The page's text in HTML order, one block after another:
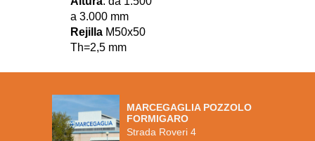
a 3.000 mm
Rejilla M50x50
Th=2,5 mm
MARCEGAGLIA POZZOLO
FORMIGARO
Strada Roveri 4